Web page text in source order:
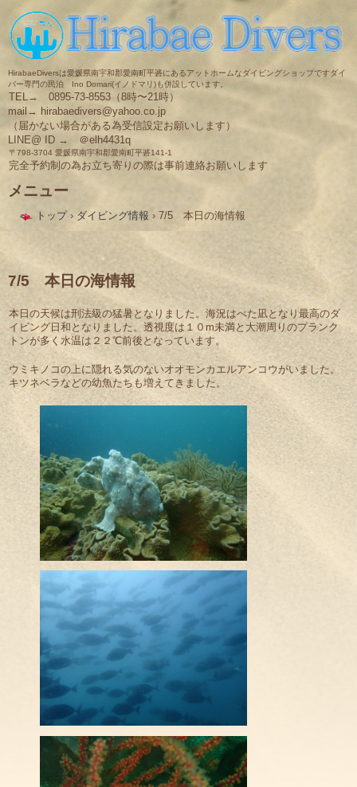
HirabaeDiversは愛媛県南宇和郡愛南町平碆にあるアットホームなダイビングショップですダイ
バー専門の民泊 Ino Domari(イノドマリ)も併設しています。
TEL→ 0895-73-8553（8時〜21時）
mail→ hirabaedivers@yahoo.co.jp
（届かない場合がある為受信設定お願いします）
LINE@ ID → ＠elh4431q
〒798-3704 愛媛県南宇和郡愛南町平碆141-1
完全予約制の為お立ち寄りの際は事前連絡お願いします
メニュー
へ
ス
ッ
プ
トップ › ダイビング情報 › 7/5 本日の海情報
7/5 本日の海情報
本日の天候は刑法級の猛暑となりました。海況はべた凪となり最高のダ
イビング日和となりました。透視度は１０m未満と大潮周りのプランク
トンが多く水温は２２℃前後となっています。
ウミキノコの上に隠れる気のないオオモンカエルアンコウがいました。
キツネベラなどの幼魚たちも増えてきました。